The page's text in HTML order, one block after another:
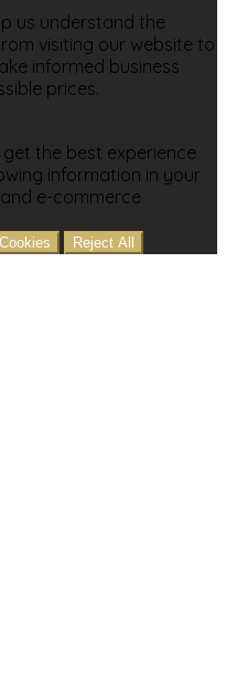
us understand the
visiting our website to
informed business
prices.
the best experience
information in your
e-commerce
Reject All